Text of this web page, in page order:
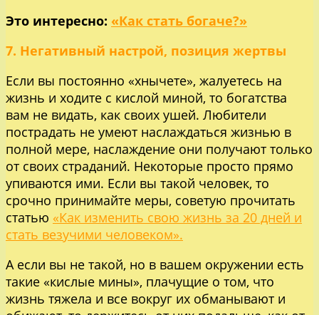
Это интересно: «Как стать богаче?»
7. Негативный настрой, позиция жертвы
Если вы постоянно «хнычете», жалуетесь на
жизнь и ходите с кислой миной, то богатства
вам не видать, как своих ушей. Любители
пострадать не умеют наслаждаться жизнью в
полной мере, наслаждение они получают только
от своих страданий. Некоторые просто прямо
упиваются ими. Если вы такой человек, то
срочно принимайте меры, советую прочитать
статью «Как изменить свою жизнь за 20 дней и
стать везучими человеком».
А если вы не такой, но в вашем окружении есть
такие «кислые мины», плачущие о том, что
жизнь тяжела и все вокруг их обманывают и